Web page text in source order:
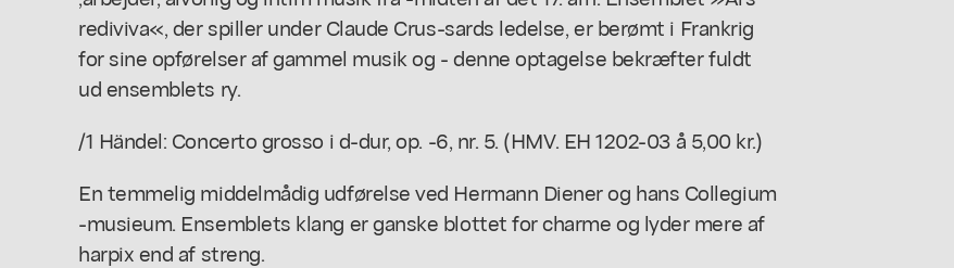
rediviva«, der spiller under Claude Crus-sards ledelse, er berømt i Frankrig
for sine opførelser af gammel musik og - denne optagelse bekræfter fuldt
ud ensemblets ry.
/1 Händel: Concerto grosso i d-dur, op. -6, nr. 5. (HMV. EH 1202-03 å 5,00 kr.)
En temmelig middelmådig udførelse ved Hermann Diener og hans Collegium
-musieum. Ensemblets klang er ganske blottet for charme og lyder mere af
harpix end af streng.